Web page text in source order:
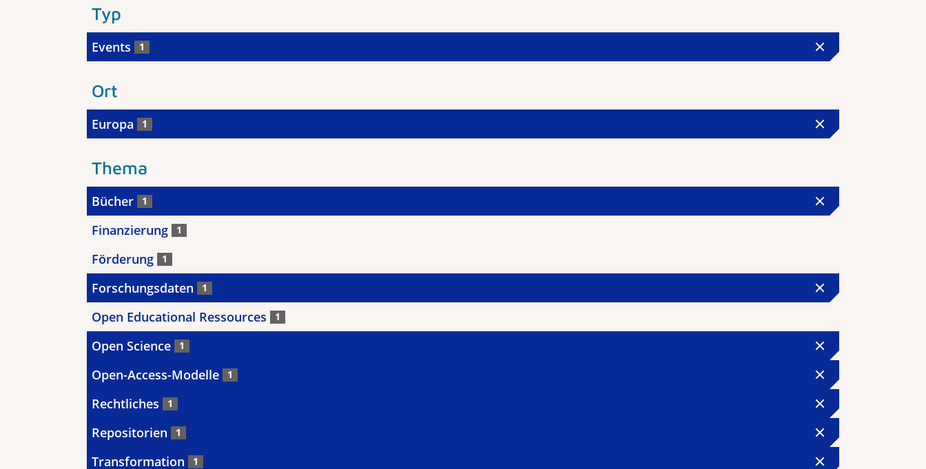
Typ
Events 1
Ort
Europa 1
Thema
Bücher 1
Finanzierung 1
Förderung 1
Forschungsdaten 1
Open Educational Ressources 1
Open Science 1
Open-Access-Modelle 1
Rechtliches 1
Repositorien 1
Transformation 1